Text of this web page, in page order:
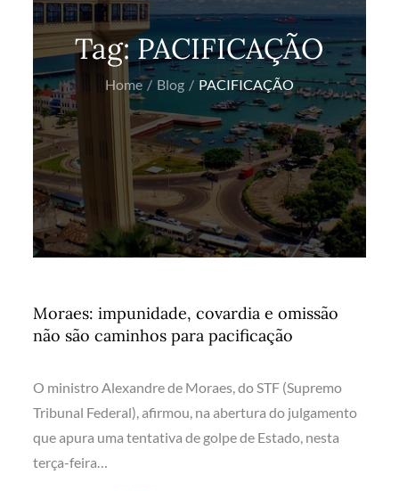
Tag:PACIFICAÇÃO
Home Blog PACIFICAÇÃO
Moraes: impunidade, covardia e omissão
não são caminhos para pacificação
O ministro Alexandre de Moraes, do STF (Supremo
Tribunal Federal), afirmou, na abertura do julgamento
que apura uma tentativa de golpe de Estado, nesta
terça-feira…